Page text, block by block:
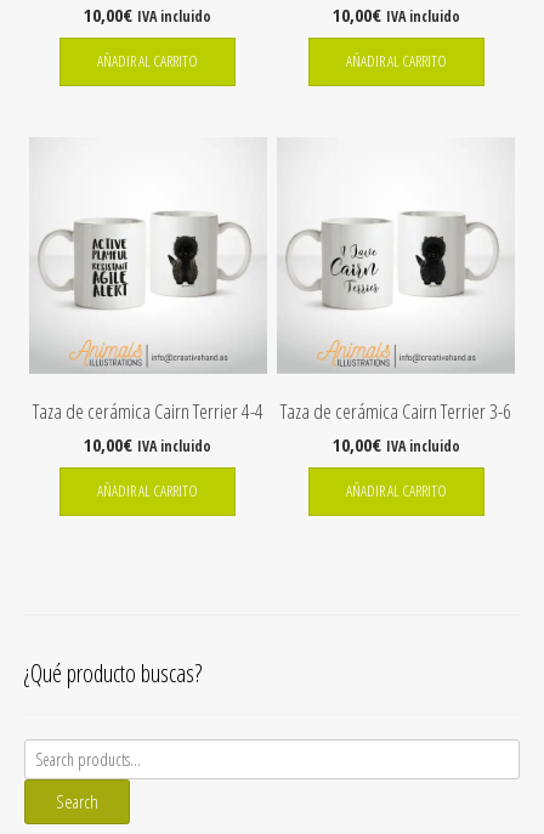
10,00€ IVA incluido
AÑADIR AL CARRITO
10,00€ IVA incluido
AÑADIR AL CARRITO
Taza de cerámica Cairn Terrier 4-4
10,00€ IVA incluido
AÑADIR AL CARRITO
Taza de cerámica Cairn Terrier 3-6
10,00€ IVA incluido
AÑADIR AL CARRITO
¿Qué producto buscas?
Search
for:
Search